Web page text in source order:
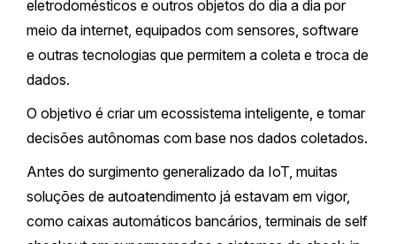
eletrodomésticos e outros objetos do dia a dia por
meio da internet, equipados com sensores, software
e outras tecnologias que permitem a coleta e troca de
dados.
O objetivo é criar um ecossistema inteligente, e tomar
decisões autônomas com base nos dados coletados.
Antes do surgimento generalizado da IoT, muitas
soluções de autoatendimento já estavam em vigor,
como caixas automáticos bancários, terminais de self